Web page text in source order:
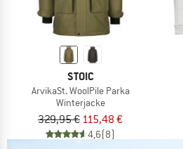
STOIC
ArvikaSt. WoolPile Parka
Winterjacke
329,95 € 115,48 €
4,6(8)